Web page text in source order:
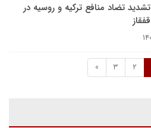
تشدید تضاد منافع ترکیه و روسیه در
قفقاز
2
3
»